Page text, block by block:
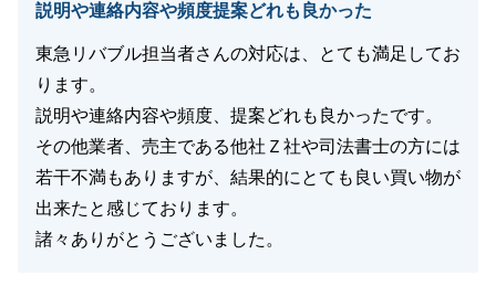
たらどんなご質問でも問題ございませんので、お気軽
にご相談ください。
この度はありがとうございました。
閉じる
説明や連絡内容や頻度提案どれも良かった
東急リバブル担当者さんの対応は、とても満足してお
ります。
説明や連絡内容や頻度、提案どれも良かったです。
その他業者、売主である他社Ｚ社や司法書士の方には
若干不満もありますが、結果的にとても良い買い物が
出来たと感じております。
諸々ありがとうございました。